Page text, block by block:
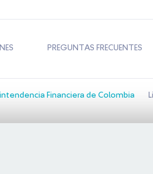
PREGUNTAS FRECUENTES
Financiera de Colombia